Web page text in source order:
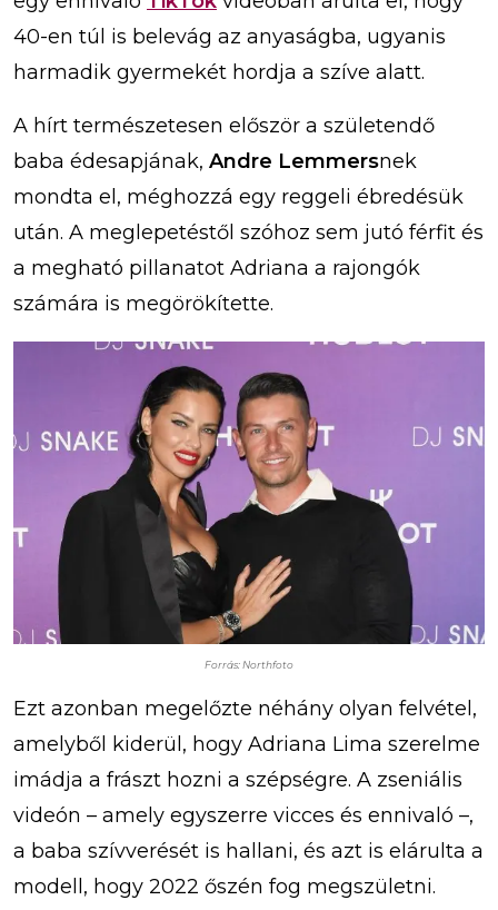
40-en túl is belevág az anyaságba, ugyanis
harmadik gyermekét hordja a szíve alatt.
A hírt természetesen először a születendő
baba édesapjának, Andre Lemmersnek
mondta el, méghozzá egy reggeli ébredésük
után. A meglepetéstől szóhoz sem jutó férfit és
a megható pillanatot Adriana a rajongók
számára is megörökítette.
Forrás: Northfoto
Ezt azonban megelőzte néhány olyan felvétel,
amelyből kiderül, hogy Adriana Lima szerelme
imádja a frászt hozni a szépségre. A zseniális
videón – amely egyszerre vicces és ennivaló –,
a baba szívverését is hallani, és azt is elárulta a
modell, hogy 2022 őszén fog megszületni.